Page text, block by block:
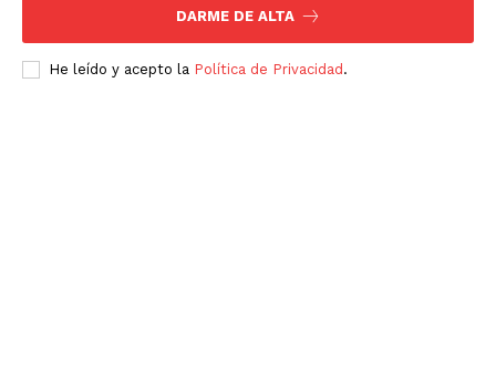
DARME DE ALTA
He leído y acepto la Política de Privacidad .